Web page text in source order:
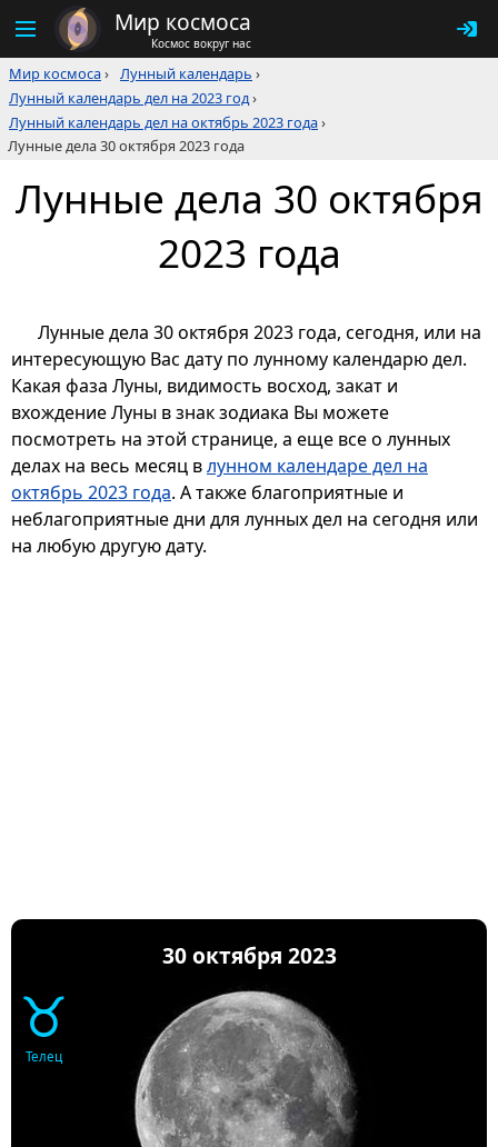
Мир космоса
Космос вокруг нас
Мир космоса› Лунный календарь ›
Лунный календарь дел на 2023 год›
Лунный календарь дел на октябрь 2023 года›
Лунные дела 30 октября 2023 года
Лунные дела 30 октября
2023 года
Лунные дела 30 октября 2023 года, сегодня, или на
интересующую Вас дату по лунному календарю дел.
Какая фаза Луны, видимость восход, закат и
вхождение Луны в знак зодиака Вы можете
посмотреть на этой странице, а еще все о лунных
делах на весь месяц влунном календаре дел на
октябрь 2023 года. А также благоприятные и
неблагоприятные дни для лунных дел на сегодня или
на любую другую дату.
30 октября 2023
♉
Телец